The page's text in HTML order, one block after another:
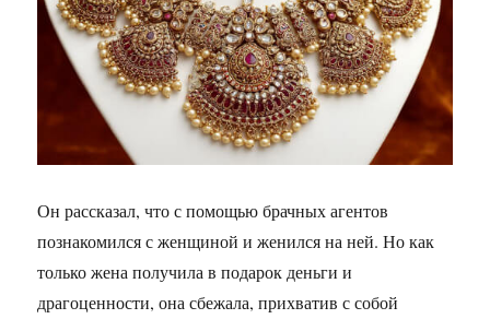
Он рассказал, что с помощью брачных агентов
познакомился с женщиной и женился на ней. Но как
только жена получила в подарок деньги и
драгоценности, она сбежала, прихватив с собой